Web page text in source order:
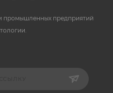
промышленных предприятий